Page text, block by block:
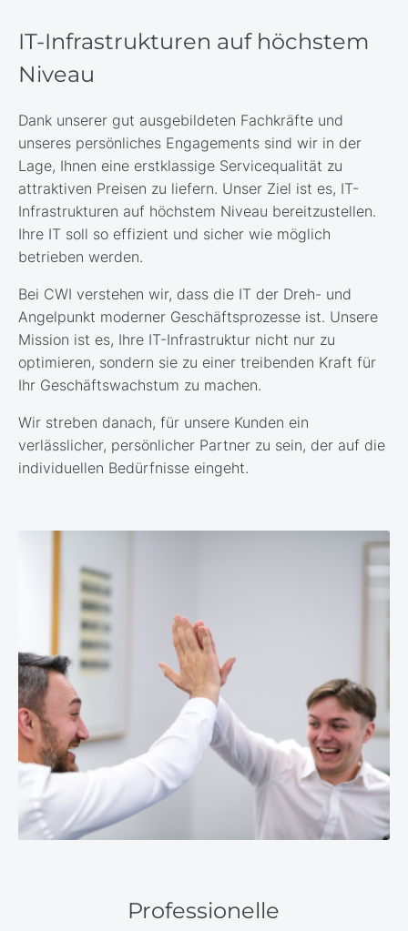
IT-Infrastrukturen auf höchstem
Niveau
Dank unserer gut ausgebildeten Fachkräfte und
unseres persönliches Engagements sind wir in der
Lage, Ihnen eine erstklassige Servicequalität zu
attraktiven Preisen zu liefern. Unser Ziel ist es, IT-
Infrastrukturen auf höchstem Niveau bereitzustellen.
Ihre IT soll so effizient und sicher wie möglich
betrieben werden.
Bei CWI verstehen wir, dass die IT der Dreh- und
Angelpunkt moderner Geschäftsprozesse ist. Unsere
Mission ist es, Ihre IT-Infrastruktur nicht nur zu
optimieren, sondern sie zu einer treibenden Kraft für
Ihr Geschäftswachstum zu machen.
Wir streben danach, für unsere Kunden ein
verlässlicher, persönlicher Partner zu sein, der auf die
individuellen Bedürfnisse eingeht.
Professionelle